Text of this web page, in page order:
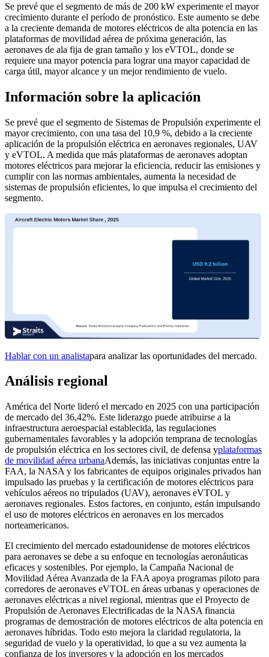
Se prevé que el segmento de más de 200 kW experimente el mayor
crecimiento durante el período de pronóstico. Este aumento se debe
a la creciente demanda de motores eléctricos de alta potencia en las
plataformas de movilidad aérea de próxima generación, las
aeronaves de ala fija de gran tamaño y los eVTOL, donde se
requiere una mayor potencia para lograr una mayor capacidad de
carga útil, mayor alcance y un mejor rendimiento de vuelo.
Información sobre la aplicación
Se prevé que el segmento de Sistemas de Propulsión experimente el
mayor crecimiento, con una tasa del 10,9 %, debido a la creciente
aplicación de la propulsión eléctrica en aeronaves regionales, UAV
y eVTOL. A medida que más plataformas de aeronaves adoptan
motores eléctricos para mejorar la eficiencia, reducir las emisiones y
cumplir con las normas ambientales, aumenta la necesidad de
sistemas de propulsión eficientes, lo que impulsa el crecimiento del
segmento.
Hablar con un analistapara analizar las oportunidades del mercado.
Análisis regional
América del Norte lideró el mercado en 2025 con una participación
de mercado del 36,42%. Este liderazgo puede atribuirse a la
infraestructura aeroespacial establecida, las regulaciones
gubernamentales favorables y la adopción temprana de tecnologías
de propulsión eléctrica en los sectores civil, de defensa yplataformas
de movilidad aérea urbanaAdemás, las iniciativas conjuntas entre la
FAA, la NASA y los fabricantes de equipos originales privados han
impulsado las pruebas y la certificación de motores eléctricos para
vehículos aéreos no tripulados (UAV), aeronaves eVTOL y
aeronaves regionales. Estos factores, en conjunto, están impulsando
el uso de motores eléctricos en aeronaves en los mercados
norteamericanos.
El crecimiento del mercado estadounidense de motores eléctricos
para aeronaves se debe a su enfoque en tecnologías aeronáuticas
eficaces y sostenibles. Por ejemplo, la Campaña Nacional de
Movilidad Aérea Avanzada de la FAA apoya programas piloto para
corredores de aeronaves eVTOL en áreas urbanas y operaciones de
aeronaves eléctricas a nivel regional, mientras que el Proyecto de
Propulsión de Aeronaves Electrificadas de la NASA financia
programas de demostración de motores eléctricos de alta potencia en
aeronaves híbridas. Todo esto mejora la claridad regulatoria, la
seguridad de vuelo y la operatividad, lo que a su vez aumenta la
confianza de los inversores y la adopción en los mercados